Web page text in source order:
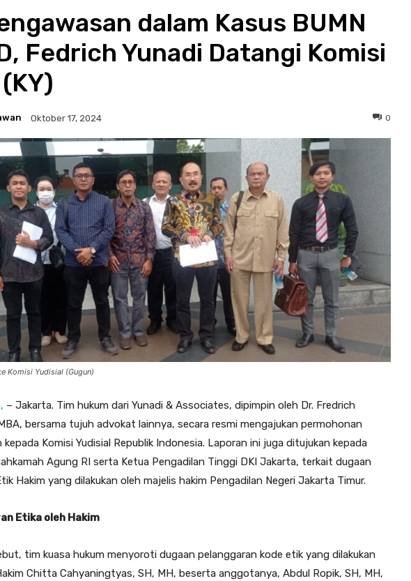
dalam Kasus BUMN
Fedrich Yunadi Datangi Komisi
Oktober 17, 2024 0
Komisi Yudisial (Gugun)
– Jakarta. Tim hukum dari Yunadi & Associates, dipimpin oleh Dr. Fredrich
bersama tujuh advokat lainnya, secara resmi mengajukan permohonan
Komisi Yudisial Republik Indonesia. Laporan ini juga ditujukan kepada
Agung RI serta Ketua Pengadilan Tinggi DKI Jakarta, terkait dugaan
Hakim yang dilakukan oleh majelis hakim Pengadilan Negeri Jakarta Timur.
Etika oleh Hakim
tim kuasa hukum menyoroti dugaan pelanggaran kode etik yang dilakukan
Chitta Cahyaningtyas, SH, MH, beserta anggotanya, Abdul Ropik, SH, MH,